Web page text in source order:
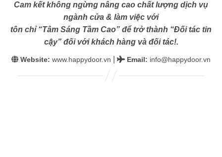
Cam kết không ngừng nâng cao chất lượng dịch vụ
ngành cửa & làm việc với
tôn chỉ “Tâm Sáng Tầm Cao” để trở thành “Đối tác tin
cậy” đối với khách hàng và đối tác!.
Website: www.happydoor.vn Email: info@happydoor.vn